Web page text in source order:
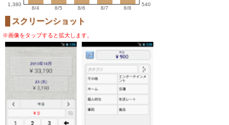
1,380
8/4 8/5 8/6 8/7 8/8
540
スクリーンショット
※画像をタップすると拡大します。